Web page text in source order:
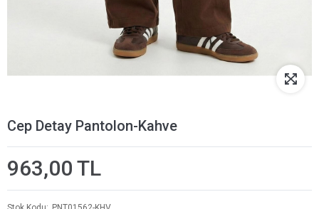
Cep Detay Pantolon-Kahve
963,00 TL